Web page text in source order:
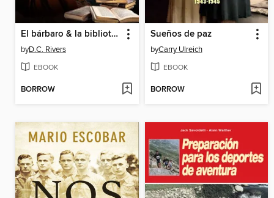
El bárbaro & la bibliotecaria
byD.C. Rivers
EBOOK
BORROW
Sueños de paz
byCarry Ulreich
EBOOK
BORROW